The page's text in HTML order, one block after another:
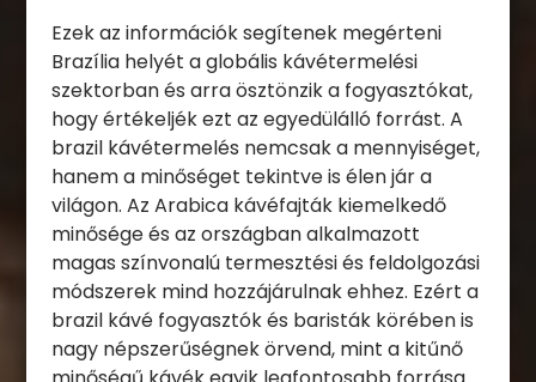
Ezek az információk segítenek megérteni
Brazília helyét a globális kávétermelési
szektorban és arra ösztönzik a fogyasztókat,
hogy értékeljék ezt az egyedülálló forrást. A
brazil kávétermelés nemcsak a mennyiséget,
hanem a minőséget tekintve is élen jár a
világon. Az Arabica kávéfajták kiemelkedő
minősége és az országban alkalmazott
magas színvonalú termesztési és feldolgozási
módszerek mind hozzájárulnak ehhez. Ezért a
brazil kávé fogyasztók és baristák körében is
nagy népszerűségnek örvend, mint a kitűnő